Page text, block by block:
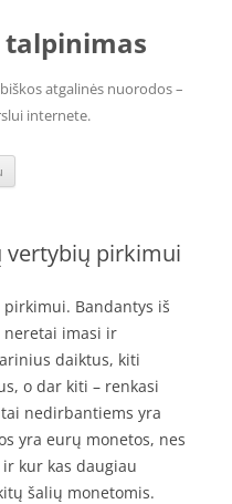
talpinimas
atgalinės nuorodos –
internete.
vertybių pirkimui
Bandantys iš
neretai imasi ir
daiktus, kiti
o dar kiti – renkasi
nedirbantiems yra
yra eurų monetos, nes
kur kas daugiau
šalių monetomis.